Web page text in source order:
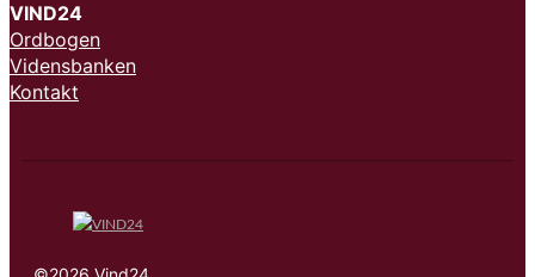
VIND24
Ordbogen
Vidensbanken
Kontakt